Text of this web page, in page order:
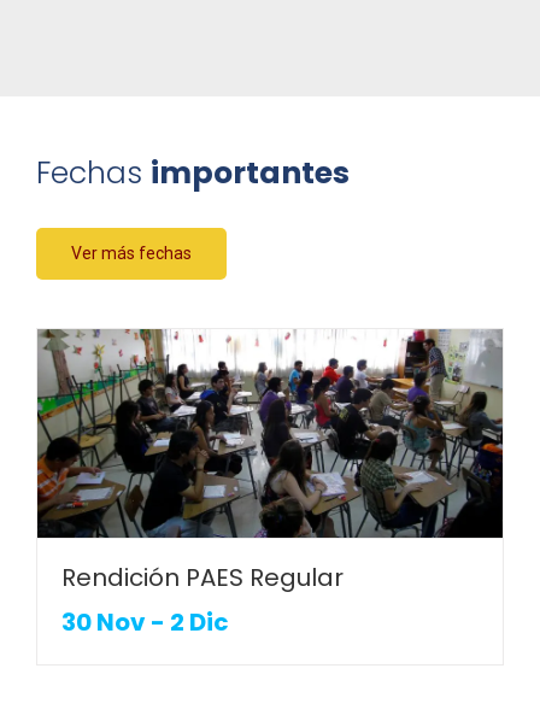
Fechas importantes
Ver más fechas
Rendición PAES Regular
30 Nov- 2 Dic